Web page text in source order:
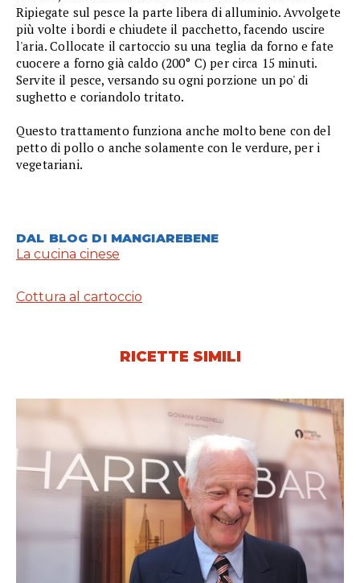
Ripiegate sul pesce la parte libera di alluminio. Avvolgete
più volte i bordi e chiudete il pacchetto, facendo uscire
l'aria. Collocate il cartoccio su una teglia da forno e fate
cuocere a forno già caldo (200° C) per circa 15 minuti.
Servite il pesce, versando su ogni porzione un po' di
sughetto e coriandolo tritato.
Questo trattamento funziona anche molto bene con del
petto di pollo o anche solamente con le verdure, per i
vegetariani.
DAL BLOG DI MANGIAREBENE
La cucina cinese
Cottura al cartoccio
RICETTE SIMILI